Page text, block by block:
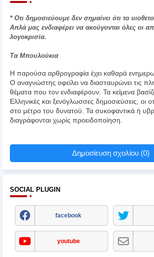
* Οτι δημοσιεύουμε δεν σημαίνει ότι το
Απλά μας ενδιαφέρει να ακούγονται όλες οι
λογοκρισία.
Τα Μπουλούκια
Η παρούσα αρθρογραφία έχει καθαρά
Ο αναγνώστης οφείλει να διασταυρώνει τις
θέματα που τον ενδιαφέρουν. Τα κείμενα
Ελληνικές και ξενόγλωσσες δημοσιεύσεις, οι
στο μέτρο του δυνατού. Τα συκοφαντικά ή
διαγράφονται χωρίς προειδοποίηση.
Δημοσίευση σχολίου (0)
SOCIAL PLUGIN
facebook
youtube